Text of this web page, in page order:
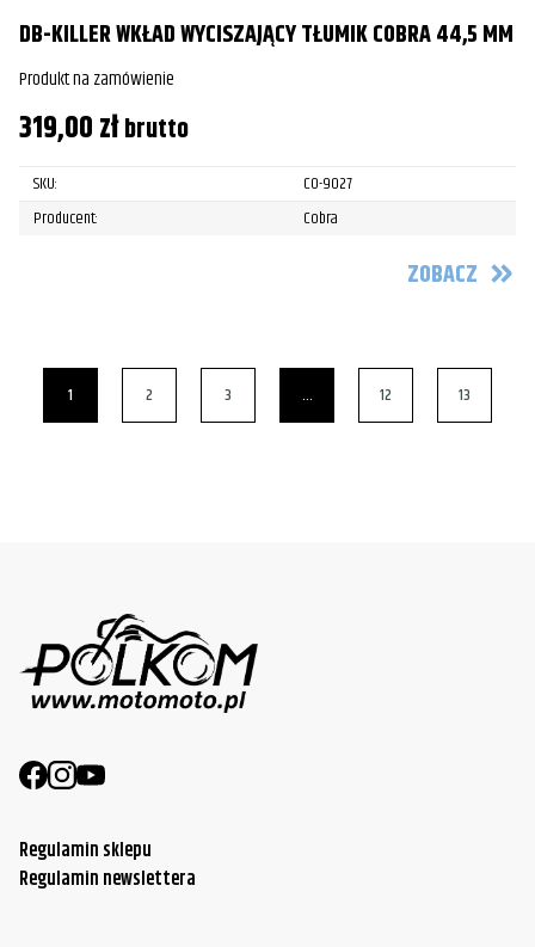
DB-KILLER WKŁAD WYCISZAJĄCY TŁUMIK COBRA 44,5 MM
Produkt na zamówienie
319,00złbrutto
SKU:
CO-9027
Producent:
Cobra
ZOBACZ
1 2 3 … 12 13
Regulamin sklepu
Regulamin newslettera